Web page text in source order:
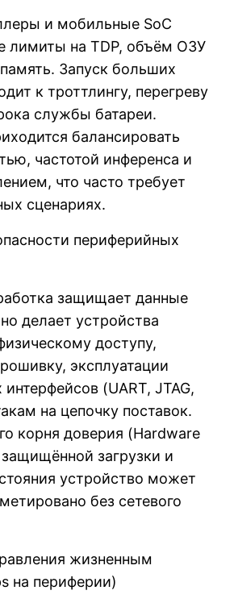
и мобильные SoC
лимиты на TDP, объём ОЗУ
Запуск больших
к троттлингу, перегреву
службы батареи.
балансировать
частотой инференса и
что часто требует
сценариях.
периферийных
защищает данные
делает устройства
доступу,
эксплуатации
(UART, JTAG,
на цепочку поставок.
корня доверия (Hardware
загрузки и
устройство может
без сетевого
жизненным
на периферии)